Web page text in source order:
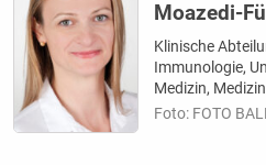
Moazedi-
Klinische
Immunologie,
Medizin,
Foto: FOTO